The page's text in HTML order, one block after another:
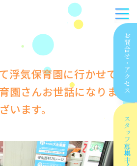
お問合せ
・
アクセス
スタッフ
募集中！
浮気保育園に行かせても
園さんお世話になりまし
います。